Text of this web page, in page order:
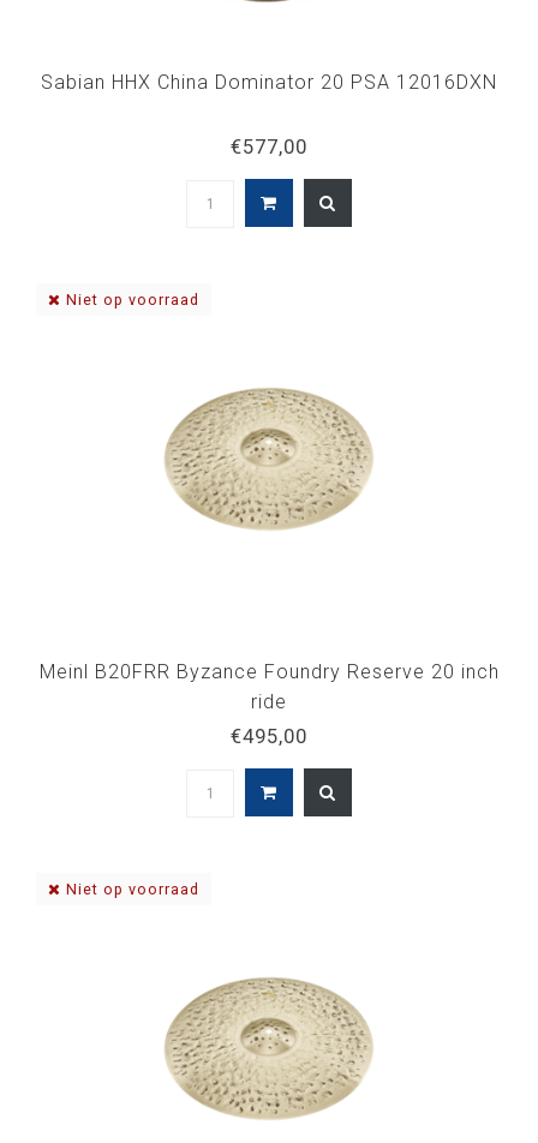
Sabian HHX China Dominator 20 PSA 12016DXN
€577,00
Niet op voorraad
Meinl B20FRR Byzance Foundry Reserve 20 inch
ride
€495,00
Niet op voorraad